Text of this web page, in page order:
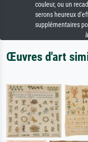
couleur, ou un
serons heureux
supplémentaires
Œuvres d'art